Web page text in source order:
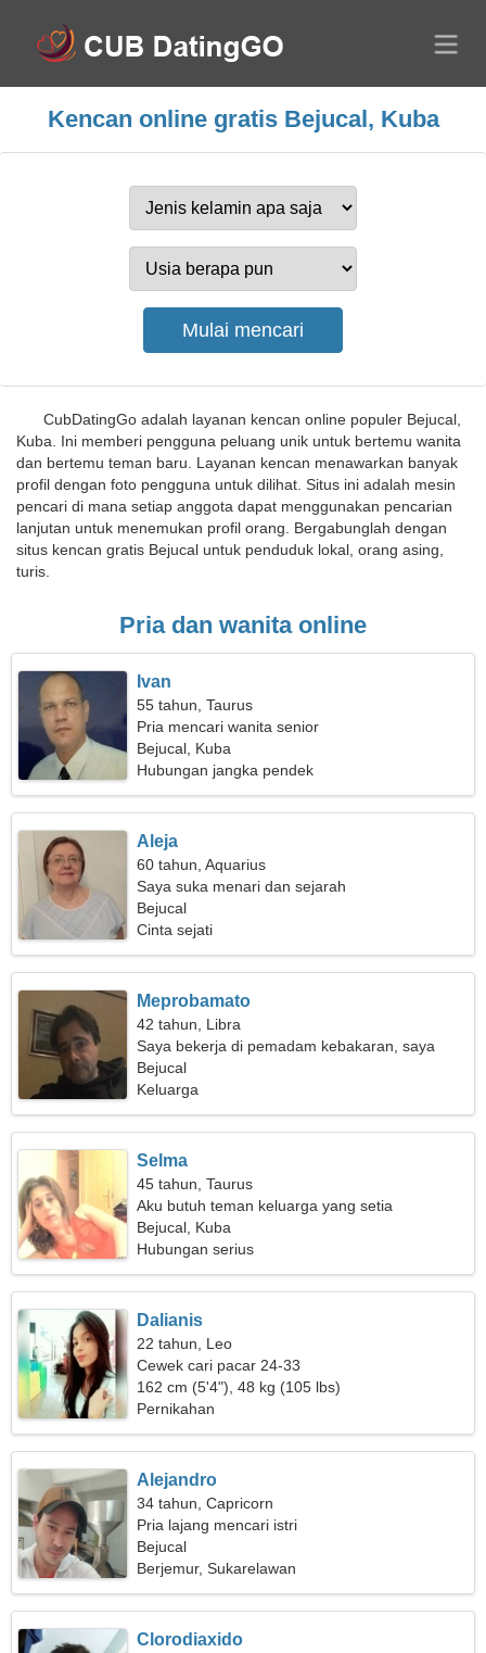
Kencan online gratis Bejucal, Kuba
CubDatingGo adalah layanan kencan online populer Bejucal,
Kuba. Ini memberi pengguna peluang unik untuk bertemu wanita
dan bertemu teman baru. Layanan kencan menawarkan banyak
profil dengan foto pengguna untuk dilihat. Situs ini adalah mesin
pencari di mana setiap anggota dapat menggunakan pencarian
lanjutan untuk menemukan profil orang. Bergabunglah dengan
situs kencan gratis Bejucal untuk penduduk lokal, orang asing,
turis.
Pria dan wanita online
Ivan
55 tahun, Taurus
Pria mencari wanita senior
Bejucal, Kuba
Hubungan jangka pendek
Aleja
60 tahun, Aquarius
Saya suka menari dan sejarah
Bejucal
Cinta sejati
Meprobamato
42 tahun, Libra
Saya bekerja di pemadam kebakaran, saya
membutuhkan seorang wanita sensual
Bejucal
Keluarga
Selma
45 tahun, Taurus
Aku butuh teman keluarga yang setia
Bejucal, Kuba
Hubungan serius
Dalianis
22 tahun, Leo
Cewek cari pacar 24-33
162 cm (5'4"), 48 kg (105 lbs)
Pernikahan
Alejandro
34 tahun, Capricorn
Pria lajang mencari istri
Bejucal
Berjemur, Sukarelawan
Clorodiaxido